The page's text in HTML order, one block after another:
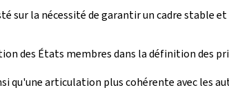
sur la nécessité de garantir un cadre stable
des États membres dans la définition des
qu'une articulation plus cohérente avec les